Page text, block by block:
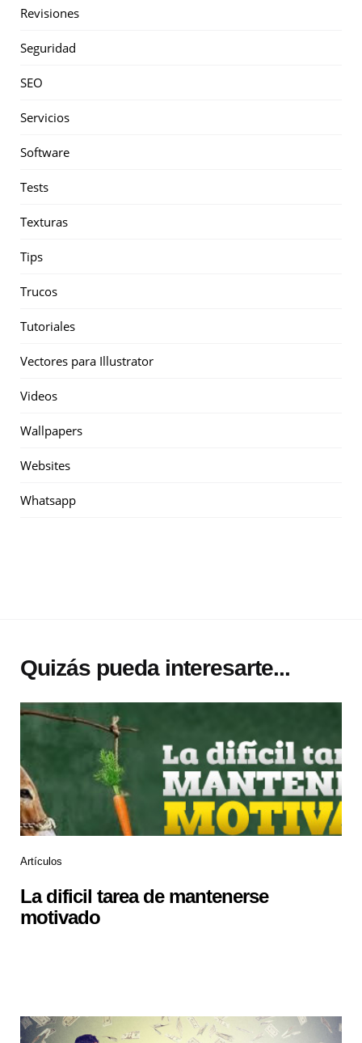
Revisiones
Seguridad
SEO
Servicios
Software
Tests
Texturas
Tips
Trucos
Tutoriales
Vectores para Illustrator
Videos
Wallpapers
Websites
Whatsapp
Quizás pueda interesarte...
Artículos
La dificil tarea de mantenerse
motivado